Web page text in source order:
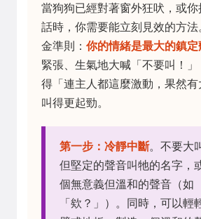
當狗狗已經對著窗外狂吠，或
話時，你需要能立刻見效的方
金準則： 你的情緒是最大的鎮定
緊張、生氣地大喊「不要叫！
得「連主人都這麼激動，果然有
叫得更起勁。
第一步：冷靜中斷。不要大
但堅定的聲音叫牠的名字，
個無意義但溫和的聲音（如
「欸？」）。同時，可以輕